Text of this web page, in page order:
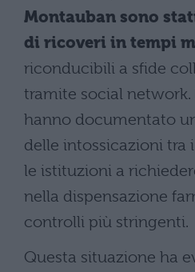
Montauban sono
di ricoveri in tempi
riconducibili a sfide
tramite social
hanno documentato
delle intossicazioni tra
le istituzioni a
nella dispensazione
controlli più stringenti.
Questa situazione ha